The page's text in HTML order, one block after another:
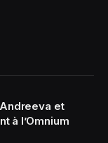
et
à l’Omnium